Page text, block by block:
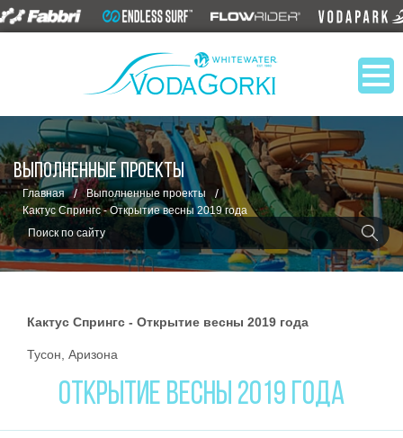
ВЫПОЛНЕННЫЕ ПРОЕКТЫ
Главная / Выполненные проекты /
Кактус Спрингс - Открытие весны 2019 года
Кактус Спрингс - Открытие весны 2019 года
Тусон, Аризона
ОТКРЫТИЕ ВЕСНЫ 2019 ГОДА